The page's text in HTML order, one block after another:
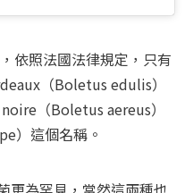
依照法國法律規定，只有
（Boletus edulis）
（Boletus aereus）
）這個名稱。